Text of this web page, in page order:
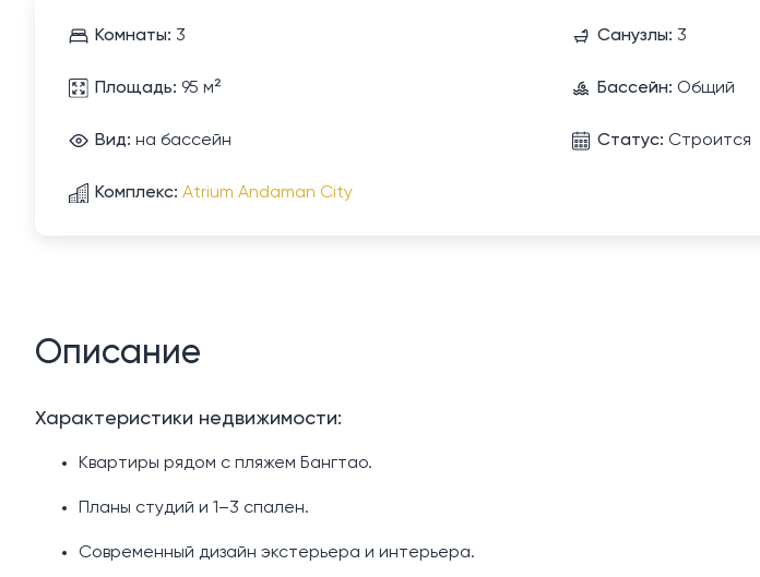
Комнаты: 3 Санузлы: 3
Площадь: 95 м² Бассейн: Общий
Вид: на бассейн Статус: Строится
Комплекс: Atrium Andaman City
Описание
Характеристики недвижимости:
Квартиры рядом с пляжем Бангтао.
Планы студий и 1–3 спален.
Современный дизайн экстерьера и интерьера.